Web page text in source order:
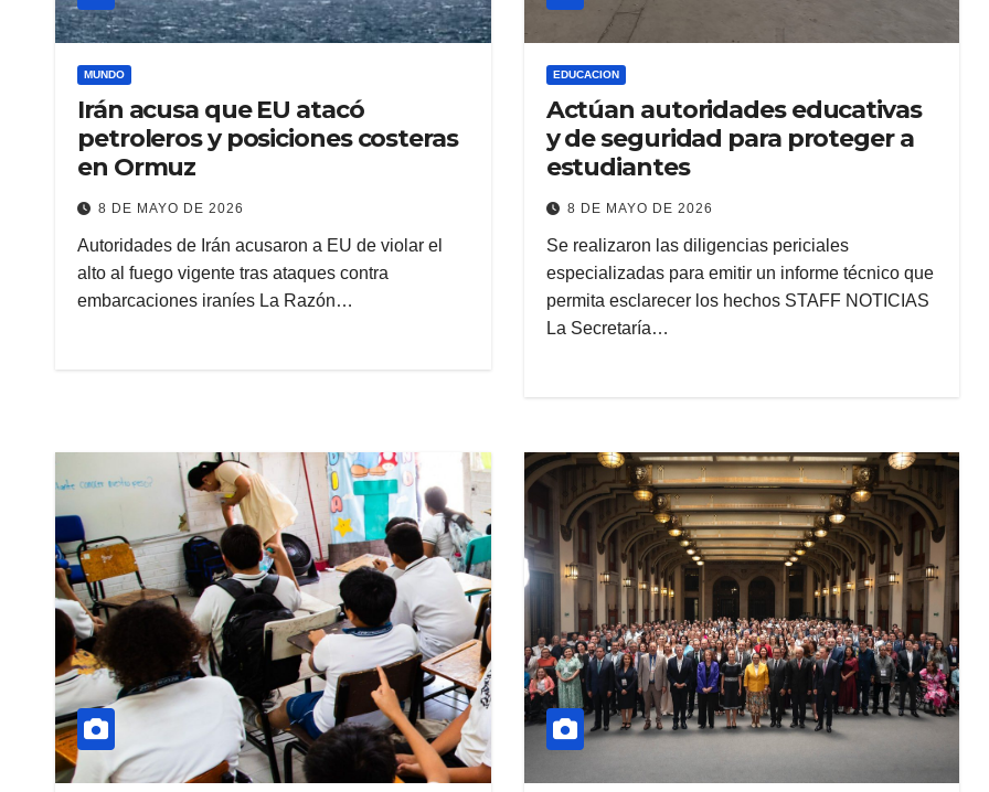
MUNDO
Irán acusa que EU atacó
petroleros y posiciones costeras
en Ormuz
8 DE MAYO DE 2026
Autoridades de Irán acusaron a EU de violar el
alto al fuego vigente tras ataques contra
embarcaciones iraníes La Razón…
EDUCACION
Actúan autoridades educativas
y de seguridad para proteger a
estudiantes
8 DE MAYO DE 2026
Se realizaron las diligencias periciales
especializadas para emitir un informe técnico que
permita esclarecer los hechos STAFF NOTICIAS
La Secretaría…